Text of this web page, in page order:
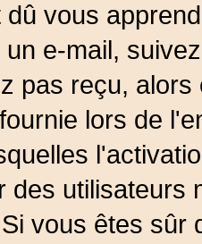
vous
e-mail,
pas reçu,
lors de
des utilisateurs
vous êtes sûr